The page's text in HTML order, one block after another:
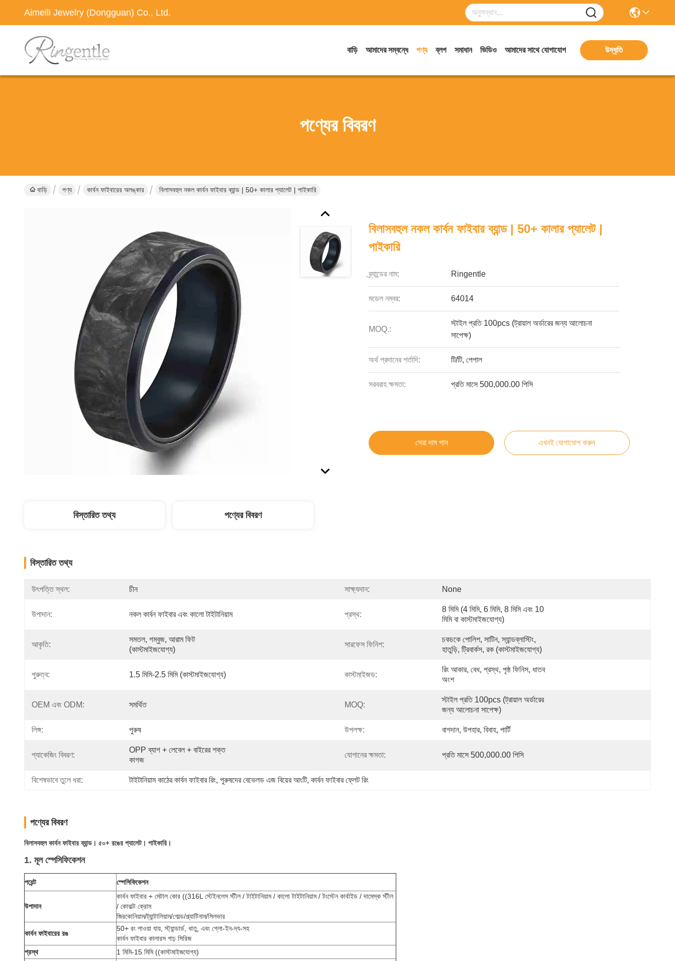
Aimeili Jewelry (Dongguan) Co., Ltd.
বাড়ি আমাদের সম্বন্ধে পণ্য ব্লগ সমাধান ভিডিও আমাদের সাথে যোগাযোগ উদ্ধৃতি
পণ্যের বিবরণ
বাড়ি পণ্য কার্বন ফাইবারের অলঙ্কার বিলাসবহুল নকল কার্বন ফাইবার ব্যান্ড | 50+ কালার প্যালেট | পাইকারি
বিলাসবহুল নকল কার্বন ফাইবার ব্যান্ড | 50+ কালার প্যালেট |
পাইকারি
ব্র্যান্ডের নাম: Ringentle
মডেল নম্বর: 64014
MOQ.:
স্টাইল প্রতি 100pcs (ট্রায়াল অর্ডারের জন্য আলোচনা
সাপেক্ষ)
অর্থ প্রদানের শর্তাদি: টি/টি, পেপাল
সরবরাহ ক্ষমতা: প্রতি মাসে 500,000.00 পিসি
সেরা দাম পান এখনই যোগাযোগ করুন
বিস্তারিত তথ্য পণ্যের বিবরণ
বিস্তারিত তথ্য
উৎপত্তি স্থল: চীন সাক্ষ্যদান: None
উপাদান: নকল কার্বন ফাইবার এবং কালো টাইটানিয়াম প্রস্থ:
8 মিমি (4 মিমি, 6 মিমি, 8 মিমি এবং 10
মিমি বা কাস্টমাইজযোগ্য)
আকৃতি:
সমতল, গম্বুজ, আরাম ফিট
(কাস্টমাইজযোগ্য)
সারফেস ফিনিশ:
চকচকে পোলিশ, সাটিন, স্যান্ডব্লাস্টিং,
হাতুড়ি, ট্রিবার্কস, রক (কাস্টমাইজযোগ্য)
পুরুত্ব: 1.5 মিমি-2.5 মিমি (কাস্টমাইজযোগ্য) কাস্টমাইজড:
রিং আকার, বেধ, প্রস্থ, পৃষ্ঠ ফিনিস, ধাতব
অংশ
OEM এবং ODM: সমর্থিত MOQ:
স্টাইল প্রতি 100pcs (ট্রায়াল অর্ডারের
জন্য আলোচনা সাপেক্ষ)
লিঙ্গ: পুরুষ উপলক্ষ: বাগদান, উপহার, বিবাহ, পার্টি
প্যাকেজিং বিবরণ:
OPP ব্যাগ + লেবেল + বাইরের শক্ত
কাগজ
যোগানের ক্ষমতা: প্রতি মাসে 500,000.00 পিসি
বিশেষভাবে তুলে ধরা: টাইটানিয়াম কাঠের কার্বন ফাইবার রিং, পুরুষদের বেভেলড এজ বিয়ের আংটি, কার্বন ফাইবার ফ্লেট রিং
পণ্যের বিবরণ
বিলাসবহুল কার্বন ফাইবার ব্যান্ড। ৫০+ রঙের প্যালেট। পাইকারি।
1. মূল স্পেসিফিকেশন
পয়েন্ট স্পেসিফিকেশন
উপাদান
কার্বন ফাইবার + মেটাল কোর ((316L স্টেইনলেস স্টীল / টাইটানিয়াম / কালো টাইটানিয়াম / টংস্টেন কার্বাইড / দামেস্ক স্টীল
/ কোবাল্ট ক্রোম
জিরকোনিয়াম/ট্যান্টালিয়াম/গোল্ড/প্ল্যাটিনাম/সিলভার
কার্বন ফাইবারের রঙ
50+ রং পাওয়া যায়, স্ট্যান্ডার্ড, ধাতু, এবং গ্লো-ইন-দ্য-সহ
কার্বন ফাইবার কালারস গাঢ় সিরিজ
প্রস্থ
1 মিমি-15 মিমি ((কাস্টমাইজযোগ্য)